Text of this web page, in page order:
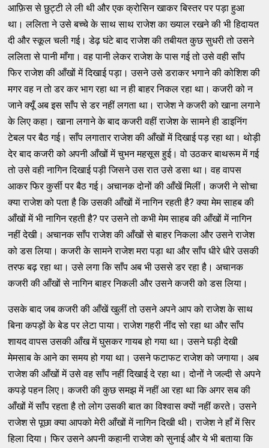
आफ़िस से छुट्टी ले ली थी और एक क्रोसिन खाकर बिस्तर पर पड़ा हुआ
था। ललिता ने उसे बच्चे के साथ साथ राजेश का ख्याल रखने की भी हिदायत
दी और स्कूल चली गई। डेढ़ घंटे बाद राजेश की तबीयत कुछ सुधरी तो उसने
ललिता से पानी माँगा। वह पानी लेकर राजेश के पास गई तो उसे वही साँप
फिर राजेश की आँखों में दिखाई पड़ा। उसने उसे डराकर भगाने की कोशिश की
मगर वह न तो डर कर भाग रहा था न ही बाहर निकल रहा था। कजरी को न
जाने क्यूँ अब इस साँप से डर नहीं लगता था। राजेश ने कजरी को खाना लगाने
के लिए कहा। खाना लगाने के बाद कजरी वहीं राजेश के सामने ही डाइनिंग
टेबल पर बैठ गई। साँप लगातार राजेश की आँखों में दिखाई पड़ रहा था। थोड़ी
देर बाद कजरी को अपनी आँखों में चुभन महसूस हुई। वो उठकर बाथरूम में गई
तो उसे वही नागिन दिखाई पड़ी जिसने उस रात उसे डसा था। वह वापस
आकर फिर कुर्सी पर बैठ गई। अचानक दोनों की आँखें मिलीं। कजरी ने सोचा
क्या राजेश को पता है कि उसकी आँखों में नागिन रहती है? क्या मेम साहब की
आँखों में भी नागिन रहती है? पर उसने तो कभी मेम साहब की आँखों में नागिन
नहीं देखी। अचानक साँप राजेश की आँखों से बाहर निकला और उसने राजेश
को डस लिया। कजरी के सामने राजेश मरा पड़ा था और साँप धीरे धीरे उसकी
तरफ बढ़ रहा था। उसे लगा कि साँप अब भी उससे डर रहा है। अचानक
कजरी की आँखों से नागिन बाहर निकली और उसने कजरी को डस लिया।
उसके बाद जब कजरी की आँखें खुलीं तो उसने अपने आप को राजेश के साथ
बिना कपड़ों के बेड पर लेटा पाया। राजेश गहरी नींद सो रहा था और साँप
शायद वापस उसकी आँख में घुसकर गायब हो गया था। उसने घड़ी देखी
मेमसाब के आने का समय हो गया था। उसने फटाफट राजेश को जगाया। अब
राजेश की आँखों में उसे वह साँप नहीं दिखाई दे रहा था। दोनों ने जल्दी से अपने
कपड़े पहन लिए। कजरी की कुछ समझ में नहीं आ रहा था कि अगर सब की
आँखों में साँप रहता है तो लोग उसकी बात का विश्वास क्यों नहीं करते। उसने
राजेश से पूछा क्या आपको मेरी आँखों में नागिन दिखी थी। राजेश ने हाँ में सिर
हिला दिया। फिर उसने अपनी कहानी राजेश को सुनाई और ये भी बताया कि